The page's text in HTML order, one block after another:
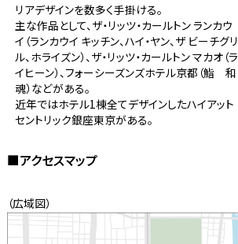
リアデザインを数多く手掛ける。
主な作品として、ザ・リッツ・カールトン ランカウ
イ（ランカウイ キッチン、ハイ・ヤン、ザ ビーチグリ
ル、ホライズン）、ザ・リッツ・カールトン マカオ（ラ
イヒーン）、フォーシーズンズホテル京都（鮨 和
魂）などがある。
近年ではホテル1棟全てデザインしたハイアット
セントリック銀座東京がある。
■アクセスマップ
（広域図）